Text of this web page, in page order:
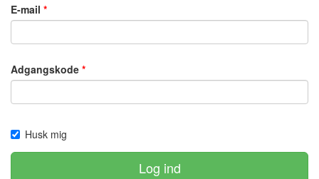
E-mail
Adgangskode
Husk mig
Log ind